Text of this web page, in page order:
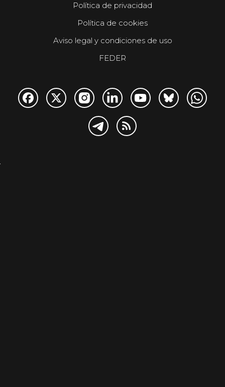
Política de privacidad
Política de cookies
Aviso legal y condiciones de uso
FEDER